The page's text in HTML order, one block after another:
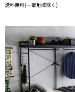
送料無料(一部地域除く)